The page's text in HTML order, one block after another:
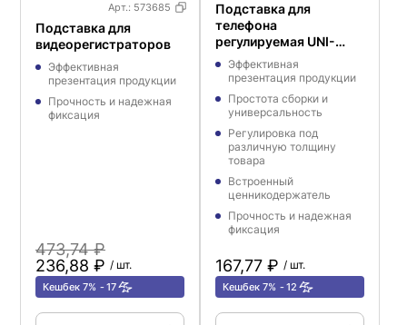
Арт.: 573685
Подставка для
видеорегистраторов
Эффективная
презентация продукции
Прочность и надежная
фиксация
473,74 ₽
236,88 ₽ / шт.
Кешбек 7% 17
Подставка для
телефона
регулируемая UNI-
HOLDER-S
Эффективная
презентация продукции
Простота сборки и
универсальность
Регулировка под
различную толщину
товара
Встроенный
ценникодержатель
Прочность и надежная
фиксация
167,77 ₽ / шт.
Кешбек 7% 12